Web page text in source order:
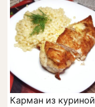
Карман из куриной